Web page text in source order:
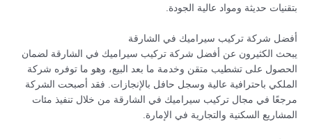
بتقنيات حديثة ومواد عالية الجودة.
أفضل شركة تركيب سيراميك في الشارقة
يبحث الكثيرون عن أفضل شركة تركيب سيراميك في الشارقة لضمان
الحصول على تشطيب متقن وخدمة ما بعد البيع، وهو ما توفره شركة
الملكي باحترافية عالية وسجل حافل بالإنجازات. فقد أصبحت الشركة
مرجعًا في مجال تركيب سيراميك في الشارقة من خلال تنفيذ مئات
المشاريع السكنية والتجارية في الإمارة.